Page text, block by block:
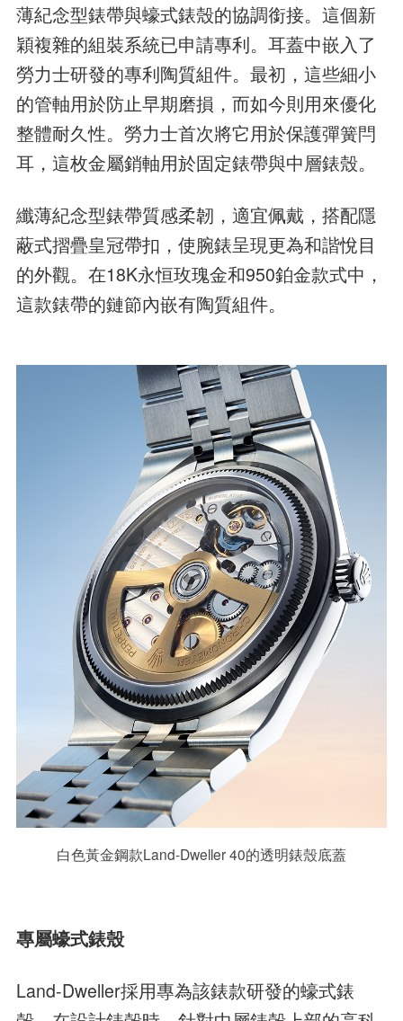
薄紀念型錶帶與蠔式錶殼的協調銜接。這個新
穎複雜的組裝系統已申請專利。耳蓋中嵌入了
勞力士研發的專利陶質組件。最初，這些細小
的管軸用於防止早期磨損，而如今則用來優化
整體耐久性。勞力士首次將它用於保護彈簧閂
耳，這枚金屬銷軸用於固定錶帶與中層錶殼。
纖薄紀念型錶帶質感柔韌，適宜佩戴，搭配隱
蔽式摺疊皇冠帶扣，使腕錶呈現更為和諧悅目
的外觀。在18K永恒玫瑰金和950鉑金款式中，
這款錶帶的鏈節內嵌有陶質組件。
白色黃金鋼款Land-Dweller 40的透明錶殼底蓋
專屬蠔式錶殼
Land-Dweller採用專為該錶款研發的蠔式錶